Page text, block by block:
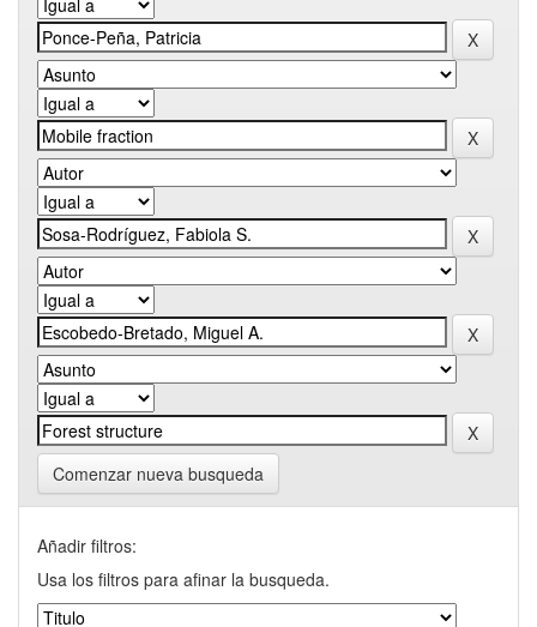
Comenzar nueva busqueda
Añadir filtros:
Usa los filtros para afinar la busqueda.